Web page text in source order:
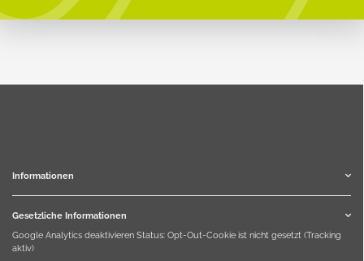
Informationen
Gesetzliche Informationen
Google Analytics deaktivieren Status: Opt-Out-Cookie ist nicht gesetzt (Tracking
aktiv)